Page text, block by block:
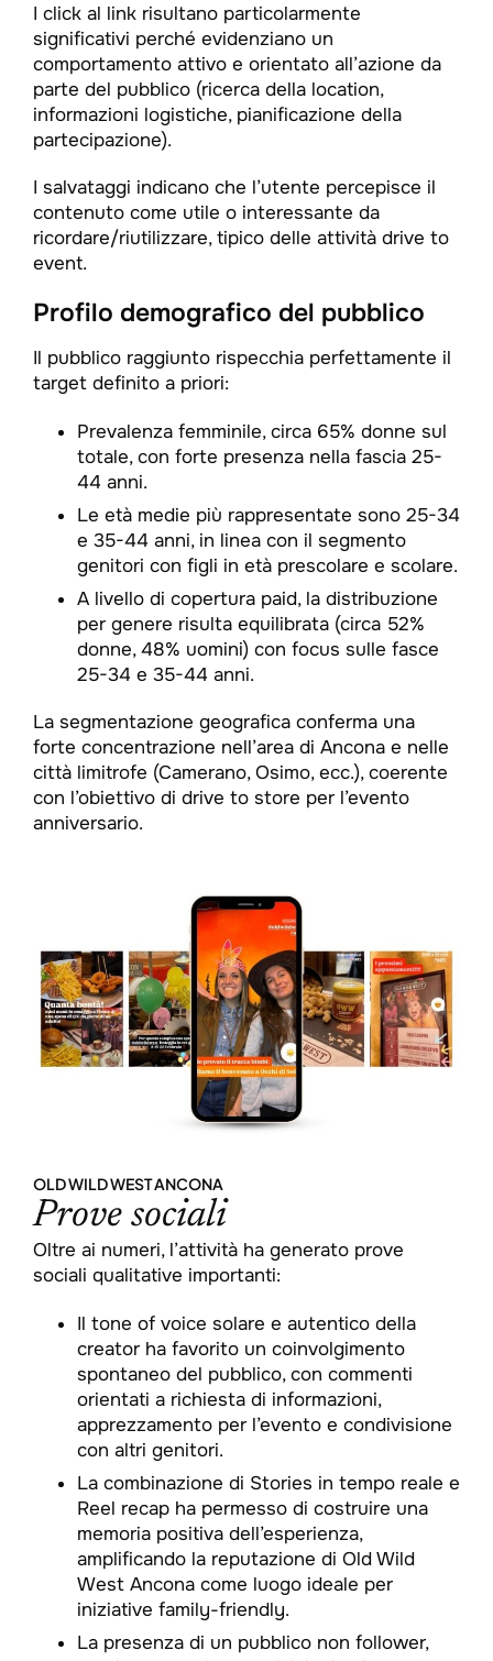
I click al link risultano particolarmente
significativi perché evidenziano un
comportamento attivo e orientato all’azione da
parte del pubblico (ricerca della location,
informazioni logistiche, pianificazione della
partecipazione).​
I salvataggi indicano che l’utente percepisce il
contenuto come utile o interessante da
ricordare/riutilizzare, tipico delle attività drive to
event.​
Profilo demografico del pubblico
Il pubblico raggiunto rispecchia perfettamente il
target definito a priori:​
Prevalenza femminile, circa 65% donne sul
totale, con forte presenza nella fascia 25-
44 anni.​
Le età medie più rappresentate sono 25-34
e 35-44 anni, in linea con il segmento
genitori con figli in età prescolare e scolare.​
A livello di copertura paid, la distribuzione
per genere risulta equilibrata (circa 52%
donne, 48% uomini) con focus sulle fasce
25-34 e 35-44 anni.​
La segmentazione geografica conferma una
forte concentrazione nell’area di Ancona e nelle
città limitrofe (Camerano, Osimo, ecc.), coerente
con l’obiettivo di drive to store per l’evento
anniversario.​
OLD WILD WEST ANCONA
Prove sociali
Oltre ai numeri, l’attività ha generato prove
sociali qualitative importanti:​
Il tone of voice solare e autentico della
creator ha favorito un coinvolgimento
spontaneo del pubblico, con commenti
orientati a richiesta di informazioni,
apprezzamento per l’evento e condivisione
con altri genitori.​
La combinazione di Stories in tempo reale e
Reel recap ha permesso di costruire una
memoria positiva dell’esperienza,
amplificando la reputazione di Old Wild
West Ancona come luogo ideale per
iniziative family-friendly.​
La presenza di un pubblico non follower,